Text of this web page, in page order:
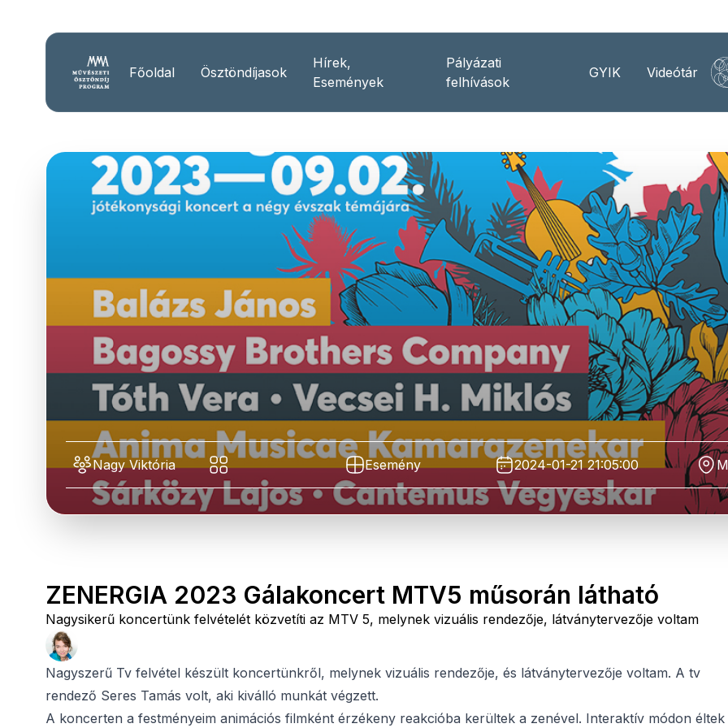
Főoldal Ösztöndíjasok
Hírek,
Események
Pályázati
felhívások
GYIK Videótár
Nagy Viktória Esemény 2024-01-21 21:05:00
ZENERGIA 2023 Gálakoncert MTV5 műsorán látható
Nagysikerű koncertünk felvételét közvetíti az MTV 5, melynek vizuális rendezője, látványtervezője voltam
Nagyszerű Tv felvétel készült koncertünkről, melynek vizuális rendezője, és látványtervezője voltam. A tv
rendező Seres Tamás volt, aki kiválló munkát végzett.
A koncerten a festményeim animációs filmként érzékeny reakcióba kerültek a zenével. Interaktív módon éltek